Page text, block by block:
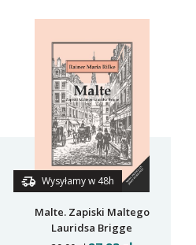
Wysyłamy w 48h
Malte. Zapiski Maltego
Lauridsa Brigge